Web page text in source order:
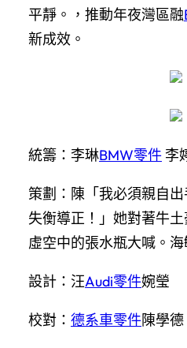
平靜。，推動年夜灣區融
新成效。
統籌：李琳BMW零件 李
策劃：陳「我必須親自
失衡導正！」她對著牛土
虛空中的張水瓶大喊。
設計：汪Audi零件婉瑩
校對： 德系車零件陳學德